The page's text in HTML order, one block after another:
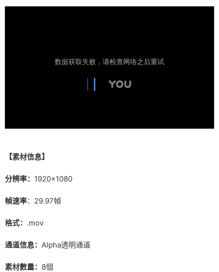
【素材信息】
分辨率： 1920×1080
幀速率：29.97幀
格式： .mov
通道信息： Alpha透明通道
素材數量： 8個